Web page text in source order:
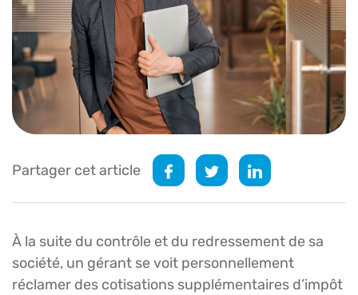
Partager cet article
À la suite du contrôle et du redressement de sa
société, un gérant se voit personnellement
réclamer des cotisations supplémentaires d’impôt